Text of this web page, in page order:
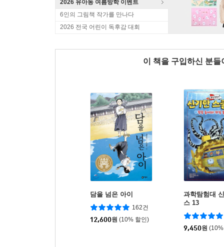
2026 유아동 여름방학 이벤트
6인의 그림책 작가를 만나다
2026 전국 어린이 독후감 대회
이 책을 구입하신 분
담을 넘은 아이
162건
12,600원 (10% 할인)
과학탐험대
스 13
9,450원